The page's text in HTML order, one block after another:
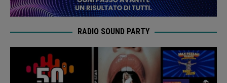
RADIO SOUND PARTY